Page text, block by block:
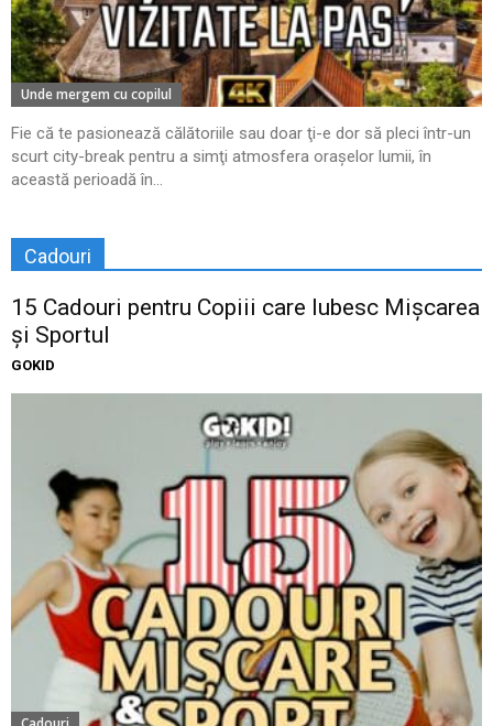
Unde mergem cu copilul
Fie că te pasionează călătoriile sau doar ţi-e dor să pleci într-un
scurt city-break pentru a simţi atmosfera oraşelor lumii, în
această perioadă în...
Cadouri
15 Cadouri pentru Copiii care Iubesc Mișcarea
și Sportul
GOKID